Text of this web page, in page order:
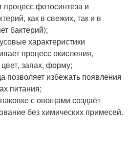
процесс фотосинтеза и
как в свежих, так и в
бактерий);
характеристики
процесс окисления,
запах, форму;
позволяет избежать появления
питания;
с овощами создаёт
без химических примесей.